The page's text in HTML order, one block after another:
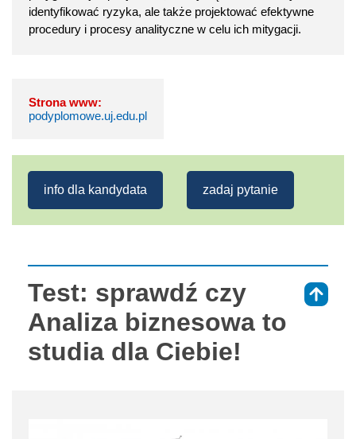
identyfikować ryzyka, ale także projektować efektywne
procedury i procesy analityczne w celu ich mitygacji.
Strona www:
podyplomowe.uj.edu.pl
info dla kandydata zadaj pytanie
Test: sprawdź czy
Analiza biznesowa to
studia dla Ciebie!